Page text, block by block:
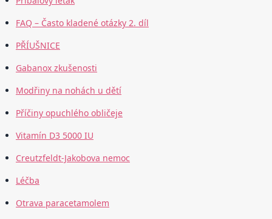
FAQ – Často kladené otázky 2. díl
PŘÍUŠNICE
Gabanox zkušenosti
Modřiny na nohách u dětí
Příčiny opuchlého obličeje
Vitamín D3 5000 IU
Creutzfeldt-Jakobova nemoc
Léčba
Otrava paracetamolem